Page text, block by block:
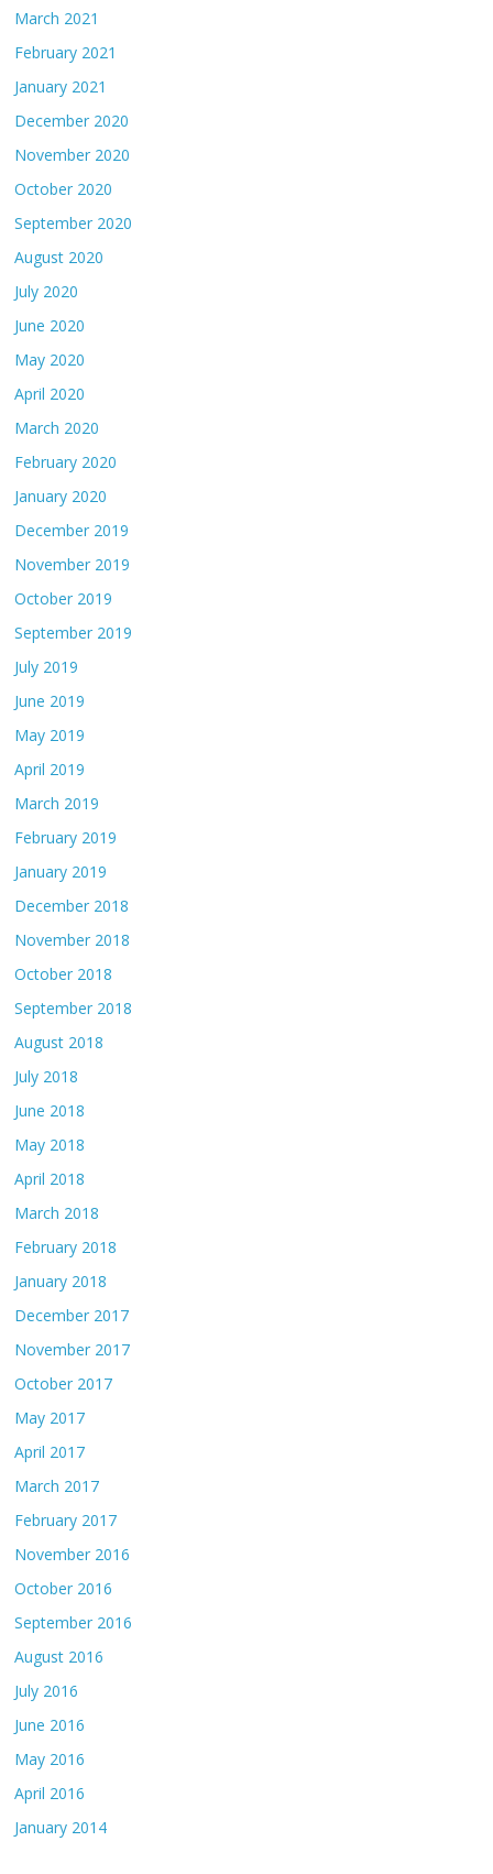
March 2021
February 2021
January 2021
December 2020
November 2020
October 2020
September 2020
August 2020
July 2020
June 2020
May 2020
April 2020
March 2020
February 2020
January 2020
December 2019
November 2019
October 2019
September 2019
July 2019
June 2019
May 2019
April 2019
March 2019
February 2019
January 2019
December 2018
November 2018
October 2018
September 2018
August 2018
July 2018
June 2018
May 2018
April 2018
March 2018
February 2018
January 2018
December 2017
November 2017
October 2017
May 2017
April 2017
March 2017
February 2017
November 2016
October 2016
September 2016
August 2016
July 2016
June 2016
May 2016
April 2016
January 2014